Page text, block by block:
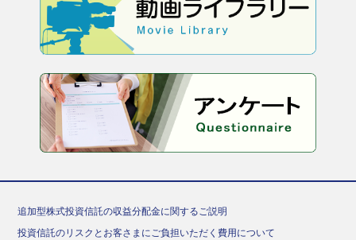
追加型株式投資信託の収益分配金に関するご説明
投資信託のリスクとお客さまにご負担いただく費用について